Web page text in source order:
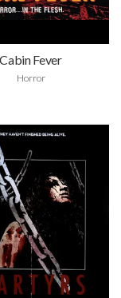
Cabin Fever
Horror